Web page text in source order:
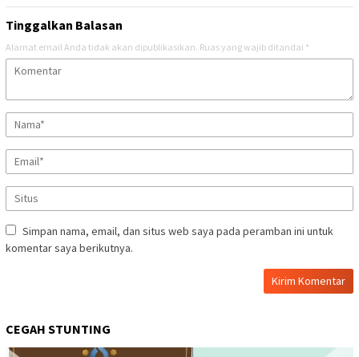
Tinggalkan Balasan
Alamat email Anda tidak akan dipublikasikan. Ruas yang wajib ditandai *
Simpan nama, email, dan situs web saya pada peramban ini untuk
komentar saya berikutnya.
CEGAH STUNTING